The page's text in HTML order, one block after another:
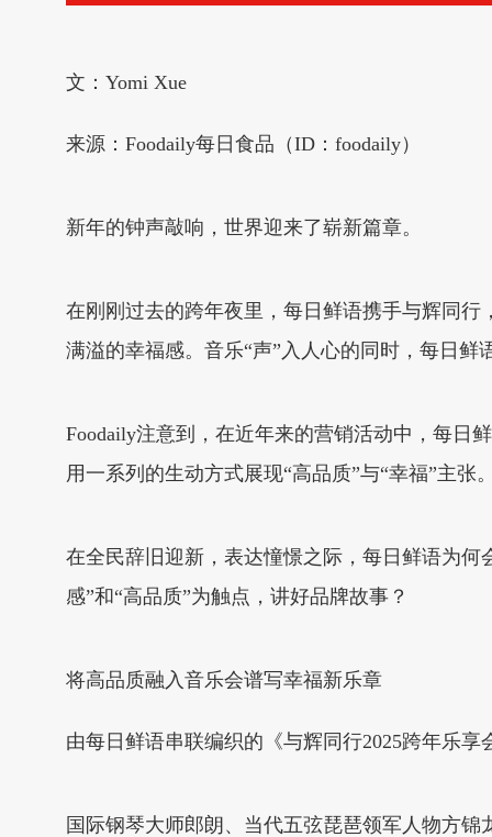
文：Yomi Xue
来源：Foodaily每日食品（ID：foodaily）
新年的钟声敲响，世界迎来了崭新篇章。
在刚刚过去的跨年夜里，每日鲜语携手与辉同
满溢的幸福感。音乐“声”入人心的同时，每日
Foodaily注意到，在近年来的营销活动中，每日
用一系列的生动方式展现“高品质”与“幸福”主张
在全民辞旧迎新，表达憧憬之际，每日鲜语为
感”和“高品质”为触点，讲好品牌故事？
将高品质融入音乐会谱写幸福新乐章
由每日鲜语串联编织的《与辉同行2025跨年乐
国际钢琴大师郎朗、当代五弦琵琶领军人物方